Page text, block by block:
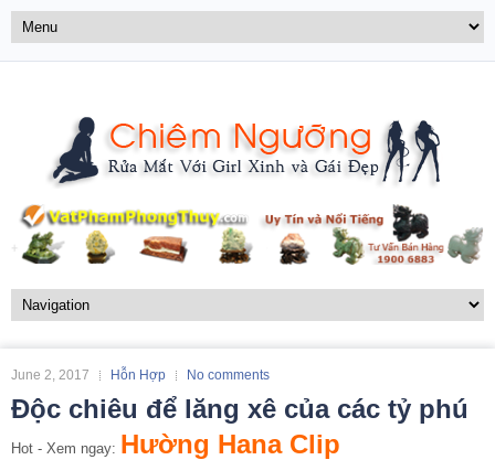
June 2, 2017 Hỗn Hợp No comments
Độc chiêu để lăng xê của các tỷ phú
Hot - Xem ngay: Hường Hana Clip